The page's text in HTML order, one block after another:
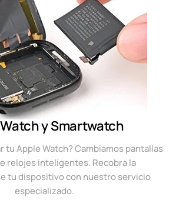
y Smartwatch
tu Apple Watch? Cambiamos pantallas
relojes inteligentes. Recobra la
tu dispositivo con nuestro servicio
especializado.